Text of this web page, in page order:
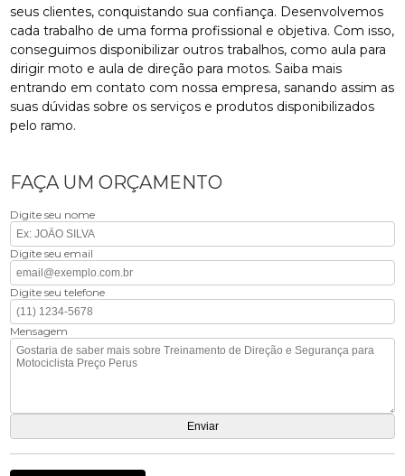
seus clientes, conquistando sua confiança. Desenvolvemos
cada trabalho de uma forma profissional e objetiva. Com isso,
conseguimos disponibilizar outros trabalhos, como aula para
dirigir moto e aula de direção para motos. Saiba mais
entrando em contato com nossa empresa, sanando assim as
suas dúvidas sobre os serviços e produtos disponibilizados
pelo ramo.
FAÇA UM ORÇAMENTO
Digite seu nome
Digite seu email
Digite seu telefone
Mensagem